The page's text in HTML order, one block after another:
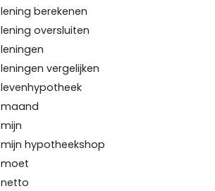
lening berekenen
lening oversluiten
leningen
leningen vergelijken
levenhypotheek
maand
mijn
mijn hypotheekshop
moet
netto